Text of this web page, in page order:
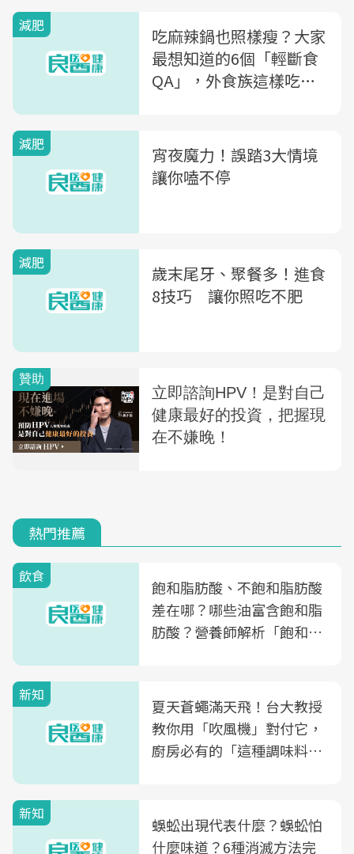
減肥
吃麻辣鍋也照樣瘦？大家
最想知道的6個「輕斷食
QA」，外食族這樣吃就
減肥
宵夜魔力！誤踏3大情境
讓你嗑不停
減肥
歲末尾牙、聚餐多！進食
8技巧 讓你照吃不肥
熱門推薦
飲食
飽和脂肪酸、不飽和脂肪酸
差在哪？哪些油富含飽和脂
肪酸？營養師解析「飽和脂
新知
夏天蒼蠅滿天飛！台大教授
教你用「吹風機」對付它，
廚房必有的「這種調味料」
新知
蜈蚣出現代表什麼？蜈蚣怕
什麼味道？6種消滅方法完